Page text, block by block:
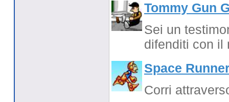
Tommy Gun
Sei un
difenditi con il
Space
Corri